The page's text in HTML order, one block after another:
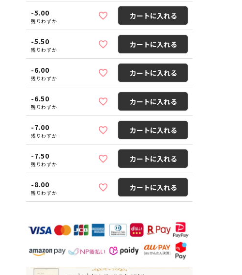
-5.00
残りわずか
カートに入れる
-5.50
残りわずか
カートに入れる
-6.00
残りわずか
カートに入れる
-6.50
残りわずか
カートに入れる
-7.00
残りわずか
カートに入れる
-7.50
残りわずか
カートに入れる
-8.00
残りわずか
カートに入れる